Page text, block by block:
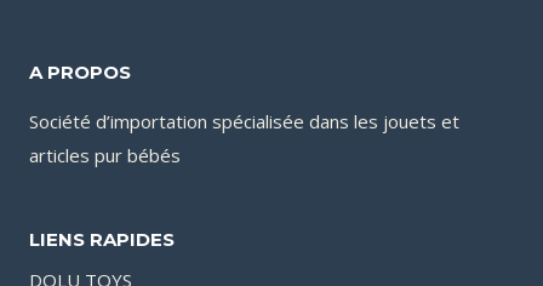
A PROPOS
Société d’importation spécialisée dans les jouets et
articles pur bébés
LIENS RAPIDES
DOLU TOYS